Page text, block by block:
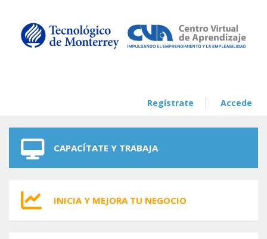
Regístrate Accede
CAPACÍTATE Y TRABAJA
INICIA Y MEJORA TU NEGOCIO